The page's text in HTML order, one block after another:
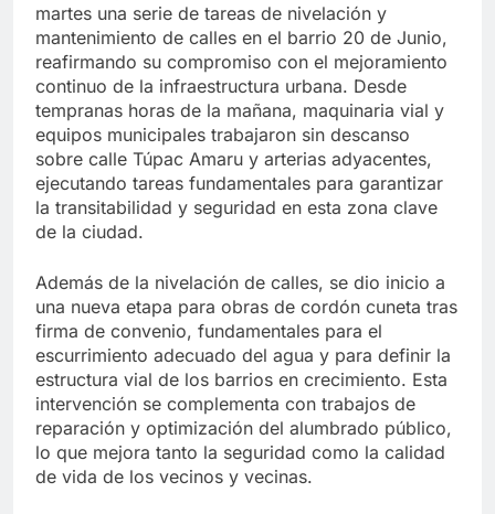
martes una serie de tareas de nivelación y
mantenimiento de calles en el barrio 20 de Junio,
reafirmando su compromiso con el mejoramiento
continuo de la infraestructura urbana. Desde
tempranas horas de la mañana, maquinaria vial y
equipos municipales trabajaron sin descanso
sobre calle Túpac Amaru y arterias adyacentes,
ejecutando tareas fundamentales para garantizar
la transitabilidad y seguridad en esta zona clave
de la ciudad.
Además de la nivelación de calles, se dio inicio a
una nueva etapa para obras de cordón cuneta tras
firma de convenio, fundamentales para el
escurrimiento adecuado del agua y para definir la
estructura vial de los barrios en crecimiento. Esta
intervención se complementa con trabajos de
reparación y optimización del alumbrado público,
lo que mejora tanto la seguridad como la calidad
de vida de los vecinos y vecinas.